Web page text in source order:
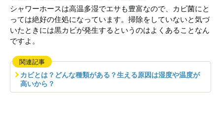
シャワーホースは高温多湿でエサも豊富なので、カビ菌にと
っては絶好の住処になっています。掃除をしていないと気づ
いたときには黒カビが発生するというのはよくあることなん
ですよ。
関連記事
カビとは？どんな種類がある？生える原因は湿度や温度が
高いから？